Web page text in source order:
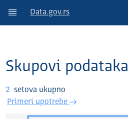
Data.gov.rs
Skupovi podataka
2 setova ukupno
Primeri upotrebe